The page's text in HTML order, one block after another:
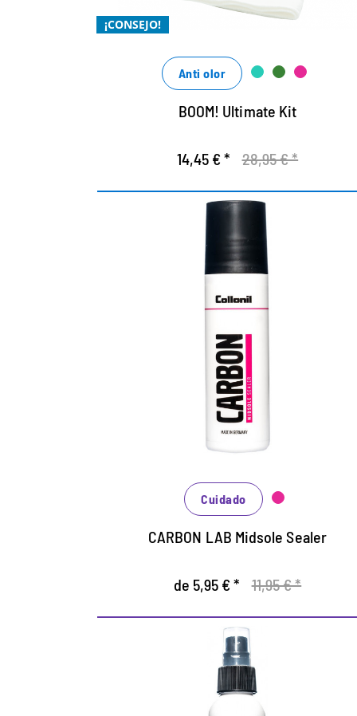
¡CONSEJO!
fácil y sin complicaciones de usar
Anti olor
BOOM! Ultimate Kit
14,45 € * 28,95 € *
Sellado para entresuela.
Sellado altamente efectivo de la
Protege efectivamente de la suciedad.
Cuidado
CARBON LAB Midsole Sealer
de 5,95 € * 11,95 € *
Hidratante para zapatos